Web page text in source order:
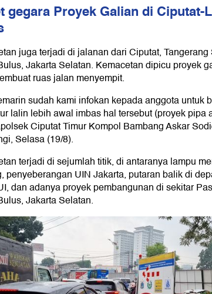
gegara Proyek Galian di Ciputat-
juga terjadi di jalanan dari Ciputat, Tangerang
Jakarta Selatan. Kemacetan dipicu proyek
ruas jalan menyempit.
sudah kami infokan kepada anggota untuk
lalin lebih awal imbas hal tersebut (proyek pipa
Ciputat Timur Kompol Bambang Askar
Selasa (19/8).
terjadi di sejumlah titik, di antaranya lampu
penyeberangan UIN Jakarta, putaran balik di
dan adanya proyek pembangunan di sekitar
Jakarta Selatan.